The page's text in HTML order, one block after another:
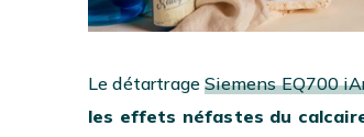
Le détartrageSiemens EQ700
les effets néfastes du